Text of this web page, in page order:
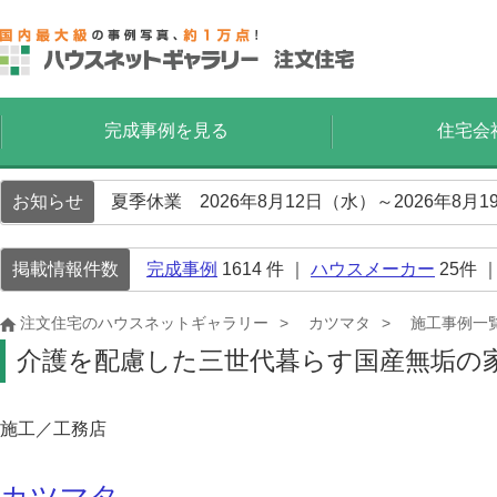
完成事例を見る 住宅会
お知らせ 夏季休業 2026年8月12日（水）～2026年8月
掲載情報件数 完成事例 1614 件 ｜ ハウスメーカー 25件
注文住宅のハウスネットギャラリー カツマタ 施工事例一
介護を配慮した三世代暮らす国産無垢の
施工／工務店